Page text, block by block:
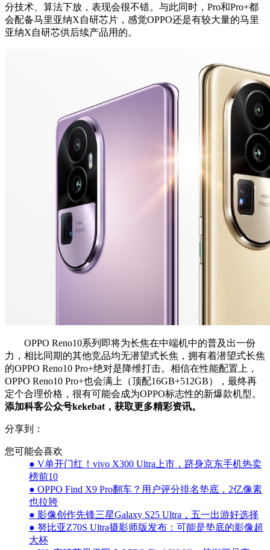
分技术、算法下放，表现会很不错。与此同时，Pro和Pro+都
会配备马里亚纳X自研芯片，感觉OPPO还是有较大量的马里
亚纳X自研芯供后续产品用的。
OPPO Reno10系列即将为长焦在中端机中的普及出一份
力，相比同期的其他竞品均无潜望式长焦，拥有着潜望式长焦
的OPPO Reno10 Pro+绝对是降维打击。相信在性能配置上，
OPPO Reno10 Pro+也会满上（顶配16GB+512GB），最终再
定个合理价格，很有可能会成为OPPO标志性的新爆款机型。
添加科客公众号kekebat，获取更多精彩资讯。
分享到：
您可能会喜欢
● V单开门红！vivo X300 Ultra上市，跻身京东手机热卖
榜前10
● OPPO Find X9 Pro翻车？用户评分排名垫底，2亿像素
也拉胯
● 影像创作先锋三星Galaxy S25 Ultra，五一出游好选择
● 努比亚Z70S Ultra摄影师版发布：可能是垫底的影像超
大杯